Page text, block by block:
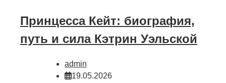
Принцесса Кейт: биография,
путь и сила Кэтрин Уэльской
admin
19.05.2026